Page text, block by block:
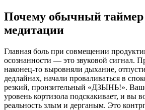
Почему обычный
медитации
Главная боль при совмещении
осознанности — это звуковой сигнал.
наконец-то выровняли дыхание,
дедлайнах, начали проваливаться в
резкий, пронзительный «ДЗЫНЬ!». Ваше
уровень кортизола подскакивает, и вы
реальность злым и дерганым. Это